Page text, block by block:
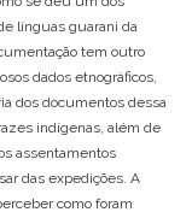
línguas guarani da
tem outro
dados etnográficos,
dos documentos dessa
indígenas, além de
assentamentos
das expedições. A
como foram